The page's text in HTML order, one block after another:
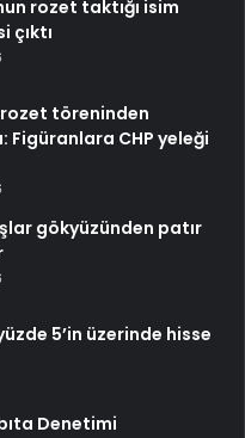
rozet taktığı isim
çıktı
rozet töreninden
Figüranlara CHP yeleği
gökyüzünden patır
5’in üzerinde hisse
Denetimi